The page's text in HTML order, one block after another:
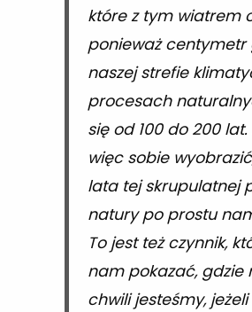
które z tym wiatrem
ponieważ centymetr
naszej strefie
procesach
się od 100 do 200
więc sobie
lata tej skrupulatnej
natury po prostu
To jest też czynnik,
nam pokazać, gdzie
chwili jesteśmy,